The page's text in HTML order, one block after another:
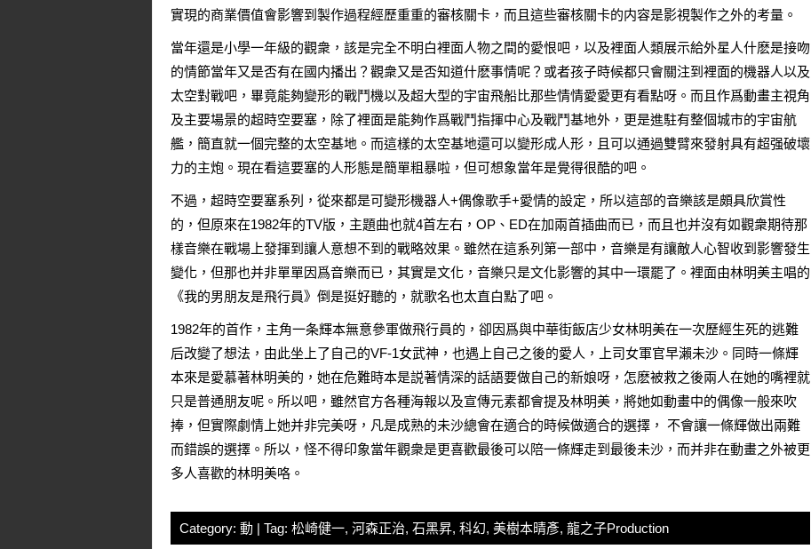
實現的商業價值會影響到製作過程經歷重重的審核關卡，而且這些審核關卡的内容是影視製作之外的考量。
當年還是小學一年級的觀衆，該是完全不明白裡面人物之間的愛恨吧，以及裡面人類展示給外星人什麽是接吻
的情節當年又是否有在國内播出？觀衆又是否知道什麽事情呢？或者孩子時候都只會關注到裡面的機器人以及
太空對戰吧，畢竟能夠變形的戰鬥機以及超大型的宇宙飛船比那些情情愛愛更有看點呀。而且作爲動畫主視角
及主要場景的超時空要塞，除了裡面是能夠作爲戰鬥指揮中心及戰鬥基地外，更是進駐有整個城市的宇宙航
艦，簡直就一個完整的太空基地。而這樣的太空基地還可以變形成人形，且可以通過雙臂來發射具有超强破壞
力的主炮。現在看這要塞的人形態是簡單粗暴啦，但可想象當年是覺得很酷的吧。
不過，超時空要塞系列，從來都是可變形機器人+偶像歌手+愛情的設定，所以這部的音樂該是頗具欣賞性
的，但原來在1982年的TV版，主題曲也就4首左右，OP、ED在加兩首插曲而已，而且也并沒有如觀衆期待那
樣音樂在戰場上發揮到讓人意想不到的戰略效果。雖然在這系列第一部中，音樂是有讓敵人心智收到影響發生
變化，但那也并非單單因爲音樂而已，其實是文化，音樂只是文化影響的其中一環罷了。裡面由林明美主唱的
《我的男朋友是飛行員》倒是挺好聽的，就歌名也太直白點了吧。
1982年的首作，主角一条輝本無意參軍做飛行員的，卻因爲與中華街飯店少女林明美在一次歷經生死的逃難
后改變了想法，由此坐上了自己的VF-1女武神，也遇上自己之後的愛人，上司女軍官早瀨未沙。同時一條輝
本來是愛慕著林明美的，她在危難時本是説著情深的話語要做自己的新娘呀，怎麽被救之後兩人在她的嘴裡就
只是普通朋友呢。所以吧，雖然官方各種海報以及宣傳元素都會提及林明美，將她如動畫中的偶像一般來吹
捧，但實際劇情上她并非完美呀，凡是成熟的未沙總會在適合的時候做適合的選擇， 不會讓一條輝做出兩難
而錯誤的選擇。所以，怪不得印象當年觀衆是更喜歡最後可以陪一條輝走到最後未沙，而并非在動畫之外被更
多人喜歡的林明美咯。
Category: 動 | Tag: 松崎健一, 河森正治, 石黑昇, 科幻, 美樹本晴彥, 龍之子Production